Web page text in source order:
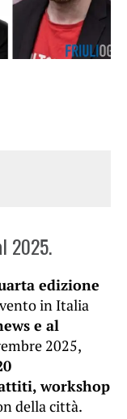
2025.
edizione
in Italia
e al
2025,
workshop
della città.